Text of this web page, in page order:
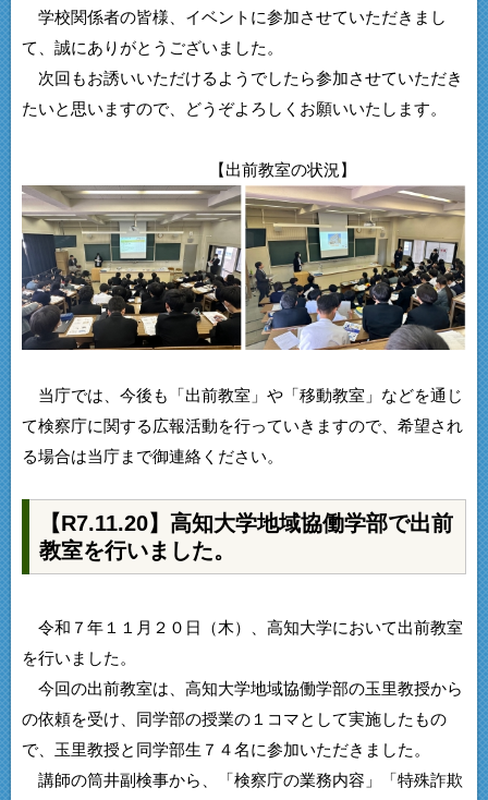
学校関係者の皆様、イベントに参加させていただきまし
て、誠にありがとうございました。
次回もお誘いいただけるようでしたら参加させていただき
たいと思いますので、どうぞよろしくお願いいたします。
【出前教室の状況】
当庁では、今後も「出前教室」や「移動教室」などを通じ
て検察庁に関する広報活動を行っていきますので、希望され
る場合は当庁まで御連絡ください。
【R7.11.20】高知大学地域協働学部で出前
教室を行いました。
令和７年１１月２０日（木）、高知大学において出前教室
を行いました。
今回の出前教室は、高知大学地域協働学部の玉里教授から
の依頼を受け、同学部の授業の１コマとして実施したもの
で、玉里教授と同学部生７４名に参加いただきました。
講師の筒井副検事から、「検察庁の業務内容」「特殊詐欺